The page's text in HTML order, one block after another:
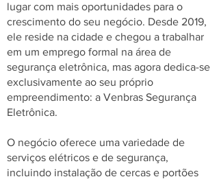
lugar com mais oportunidades para o
crescimento do seu negócio. Desde 2019,
ele reside na cidade e chegou a trabalhar
em um emprego formal na área de
segurança eletrônica, mas agora dedica-se
exclusivamente ao seu próprio
empreendimento: a Venbras Segurança
Eletrônica.
O negócio oferece uma variedade de
serviços elétricos e de segurança,
incluindo instalação de cercas e portões